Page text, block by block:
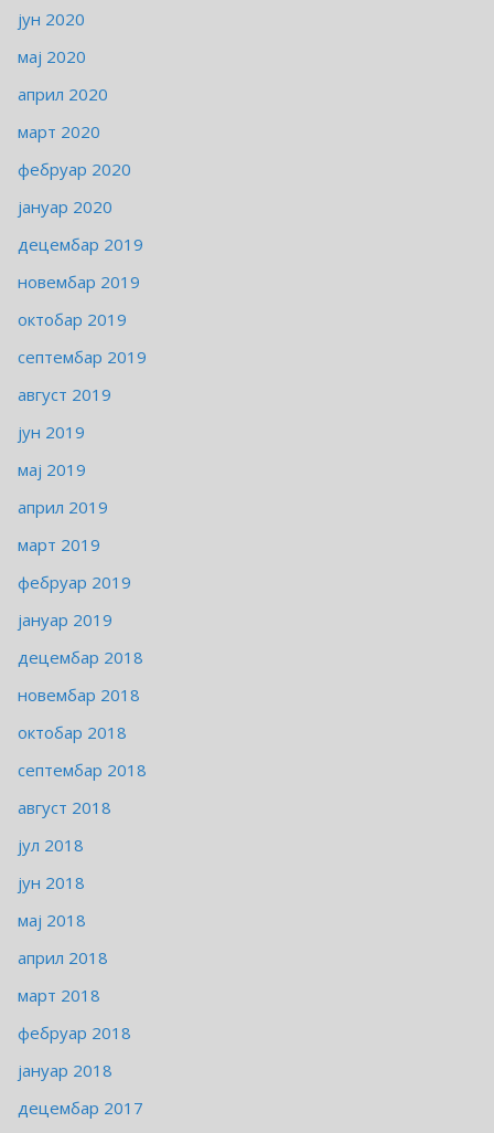
јун 2020
мај 2020
април 2020
март 2020
фебруар 2020
јануар 2020
децембар 2019
новембар 2019
октобар 2019
септембар 2019
август 2019
јун 2019
мај 2019
април 2019
март 2019
фебруар 2019
јануар 2019
децембар 2018
новембар 2018
октобар 2018
септембар 2018
август 2018
јул 2018
јун 2018
мај 2018
април 2018
март 2018
фебруар 2018
јануар 2018
децембар 2017